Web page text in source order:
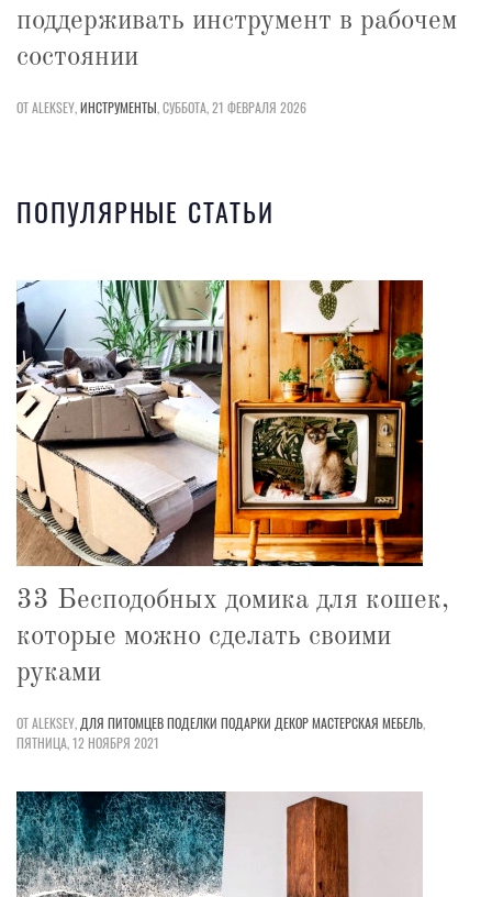
поддерживать инструмент в рабочем
состоянии
ОТ ALEKSEY,ИНСТРУМЕНТЫ,СУББОТА, 21 ФЕВРАЛЯ 2026
ПОПУЛЯРНЫЕ СТАТЬИ
33 Бесподобных домика для кошек,
которые можно сделать своими
руками
ОТ ALEKSEY, ДЛЯ ПИТОМЦЕВПОДЕЛКИ ПОДАРКИ ДЕКОРМАСТЕРСКАЯ МЕБЕЛЬ,
ПЯТНИЦА, 12 НОЯБРЯ 2021